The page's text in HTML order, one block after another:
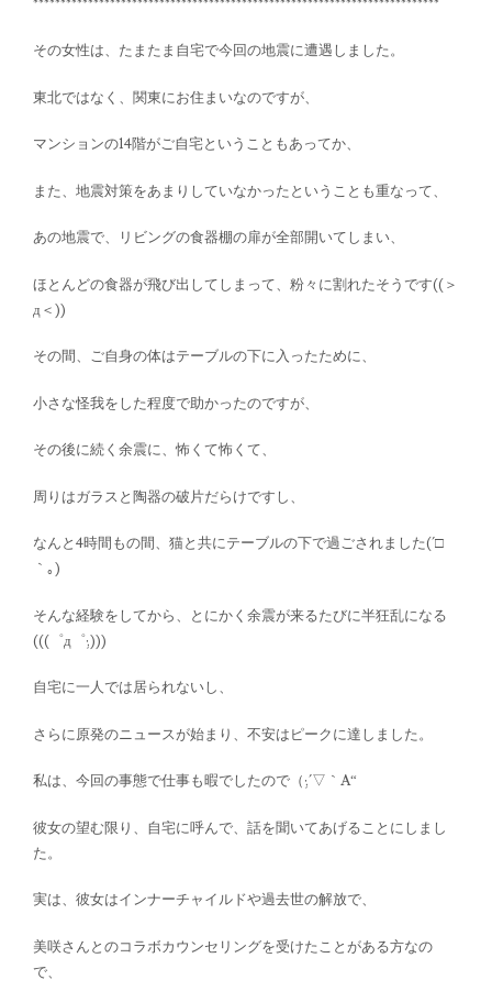
**************************************************************************
その女性は、たまたま自宅で今回の地震に遭遇しました。
東北ではなく、関東にお住まいなのですが、
マンションの14階がご自宅ということもあってか、
また、地震対策をあまりしていなかったということも重なって、
あの地震で、リビングの食器棚の扉が全部開いてしまい、
ほとんどの食器が飛び出してしまって、粉々に割れたそうです((＞
д＜))
その間、ご自身の体はテーブルの下に入ったために、
小さな怪我をした程度で助かったのですが、
その後に続く余震に、怖くて怖くて、
周りはガラスと陶器の破片だらけですし、
なんと4時間もの間、猫と共にテーブルの下で過ごされました(´□
｀｡)
そんな経験をしてから、とにかく余震が来るたびに半狂乱になる
(((゜д゜;)))
自宅に一人では居られないし、
さらに原発のニュースが始まり、不安はピークに達しました。
私は、今回の事態で仕事も暇でしたので（;´▽｀A“
彼女の望む限り、自宅に呼んで、話を聞いてあげることにしまし
た。
実は、彼女はインナーチャイルドや過去世の解放で、
美咲さんとのコラボカウンセリングを受けたことがある方なの
で、